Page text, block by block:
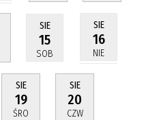
SIE
15
SOB
SIE
16
NIE
SIE
19
ŚRO
SIE
20
CZW